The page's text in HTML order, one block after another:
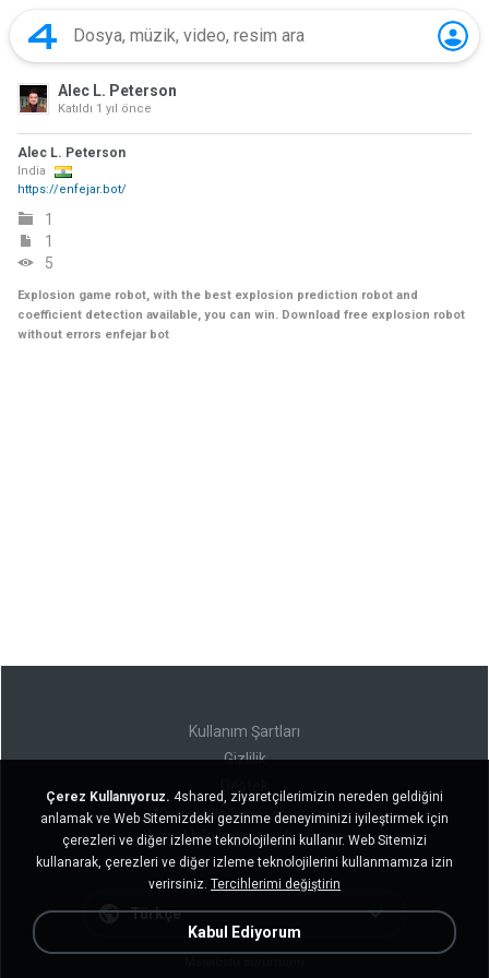
Alec L. Peterson
Katıldı 1 yıl önce
Alec L. Peterson
India
https://enfejar.bot/
1
1
5
Explosion game robot, with the best explosion prediction robot and
coefficient detection available, you can win. Download free explosion robot
without errors enfejar bot
Kullanım Şartları
Gizlilik
Kişisel bilgilerimi satmayın
Kişisel bilgilerimi paylaşmayın
Türkçe
Çerez Kullanıyoruz. 4shared, ziyaretçilerimizin nereden geldiğini
anlamak ve Web Sitemizdeki gezinme deneyiminizi iyileştirmek için
çerezleri ve diğer izleme teknolojilerini kullanır. Web Sitemizi
kullanarak, çerezleri ve diğer izleme teknolojilerini kullanmamıza izin
verirsiniz. Tercihlerimi değiştirin
Kabul Ediyorum